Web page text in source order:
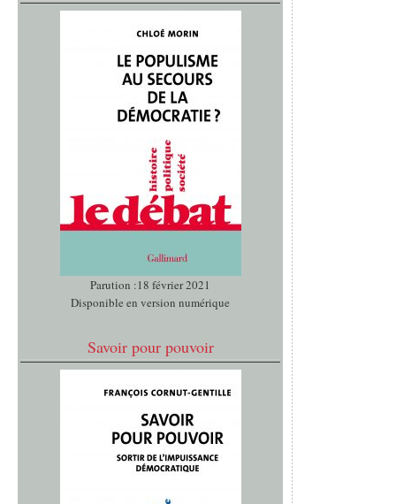
Parution :18 février 2021
Disponible en version numérique
Savoir pour pouvoir